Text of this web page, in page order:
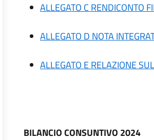
ALLEGATO C RENDICONTO
ALLEGATO D NOTA
ALLEGATO E RELAZIONE
BILANCIO CONSUNTIVO 2024